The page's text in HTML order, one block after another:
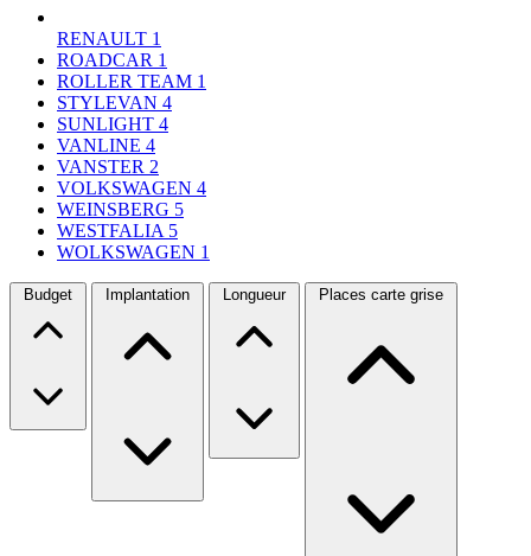
RENAULT 1
ROADCAR 1
ROLLER TEAM 1
STYLEVAN 4
SUNLIGHT 4
VANLINE 4
VANSTER 2
VOLKSWAGEN 4
WEINSBERG 5
WESTFALIA 5
WOLKSWAGEN 1
Budget Implantation Longueur Places carte grise